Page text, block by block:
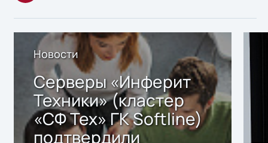
Новости
Серверы «Инферит
Техники» (кластер
«СФ Тех» ГК Softline)
подтвердили